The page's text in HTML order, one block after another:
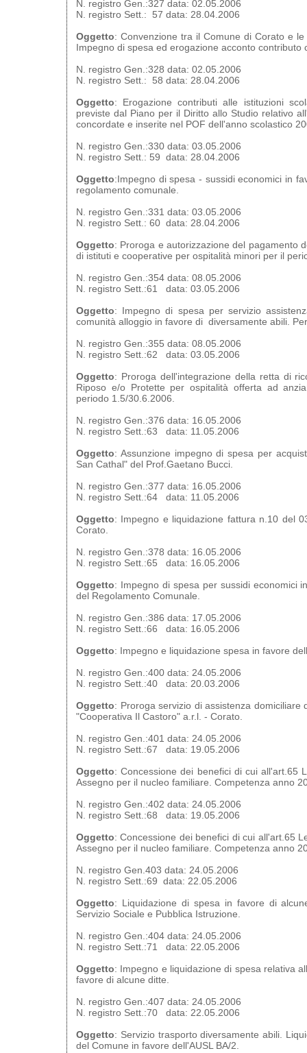
N. registro Gen.:327 data: 02.05.2006
N. registro Sett.: 57 data: 28.04.2006
Oggetto: Convenzione tra il Comune di Corato e
Impegno di spesa ed erogazione acconto contributo
N. registro Gen.:328 data: 02.05.2006
N. registro Sett.: 58 data: 28.04.2006
Oggetto: Erogazione contributi alle istituzioni
previste dal Piano per il Diritto allo Studio relativo
concordate e inserite nel POF dell'anno scolastico
N. registro Gen.:330 data: 03.05.2006
N. registro Sett.: 59 data: 28.04.2006
Oggetto:Impegno di spesa - sussidi economici in
regolamento comunale.
N. registro Gen.:331 data: 03.05.2006
N. registro Sett.: 60 data: 28.04.2006
Oggetto: Proroga e autorizzazione del pagamento
di istituti e cooperative per ospitalità minori per il
N. registro Gen.:354 data: 08.05.2006
N. registro Sett.:61 data: 03.05.2006
Oggetto: Impegno di spesa per servizio
comunità alloggio in favore di diversamente abili.
N. registro Gen.:355 data: 08.05.2006
N. registro Sett.:62 data: 03.05.2006
Oggetto: Proroga dell'integrazione della retta di
Riposo e/o Protette per ospitalità offerta ad
periodo 1.5/30.6.2006.
N. registro Gen.:376 data: 16.05.2006
N. registro Sett.:63 data: 11.05.2006
Oggetto: Assunzione impegno di spesa per
San Cathal" del Prof.Gaetano Bucci.
N. registro Gen.:377 data: 16.05.2006
N. registro Sett.:64 data: 11.05.2006
Oggetto: Impegno e liquidazione fattura n.10 del
Corato.
N. registro Gen.:378 data: 16.05.2006
N. registro Sett.:65 data: 16.05.2006
Oggetto: Impegno di spesa per sussidi economici
del Regolamento Comunale.
N. registro Gen.:386 data: 17.05.2006
N. registro Sett.:66 data: 16.05.2006
Oggetto: Impegno e liquidazione spesa in favore
N. registro Gen.:400 data: 24.05.2006
N. registro Sett.:40 data: 20.03.2006
Oggetto: Proroga servizio di assistenza domiciliare
"Cooperativa Il Castoro" a.r.l. - Corato.
N. registro Gen.:401 data: 24.05.2006
N. registro Sett.:67 data: 19.05.2006
Oggetto: Concessione dei benefici di cui all'art.65
Assegno per il nucleo familiare. Competenza anno
N. registro Gen.:402 data: 24.05.2006
N. registro Sett.:68 data: 19.05.2006
Oggetto: Concessione dei benefici di cui all'art.65
Assegno per il nucleo familiare. Competenza anno
N. registro Gen.403 data: 24.05.2006
N. registro Sett.:69 data: 22.05.2006
Oggetto: Liquidazione di spesa in favore di
Servizio Sociale e Pubblica Istruzione.
N. registro Gen.:404 data: 24.05.2006
N. registro Sett.:71 data: 22.05.2006
Oggetto: Impegno e liquidazione di spesa relativa
favore di alcune ditte.
N. registro Gen.:407 data: 24.05.2006
N. registro Sett.:70 data: 22.05.2006
Oggetto: Servizio trasporto diversamente abili.
del Comune in favore dell'AUSL BA/2.